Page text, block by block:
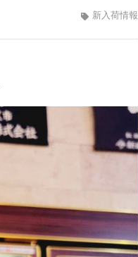
新入荷情報